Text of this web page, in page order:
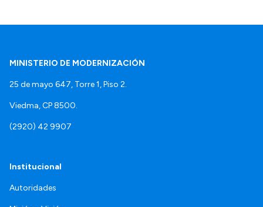
MINISTERIO DE MODERNIZACIÓN
25 de mayo 647, Torre 1, Piso 2.
Viedma, CP 8500.
(2920) 42 9907
Institucional
Autoridades